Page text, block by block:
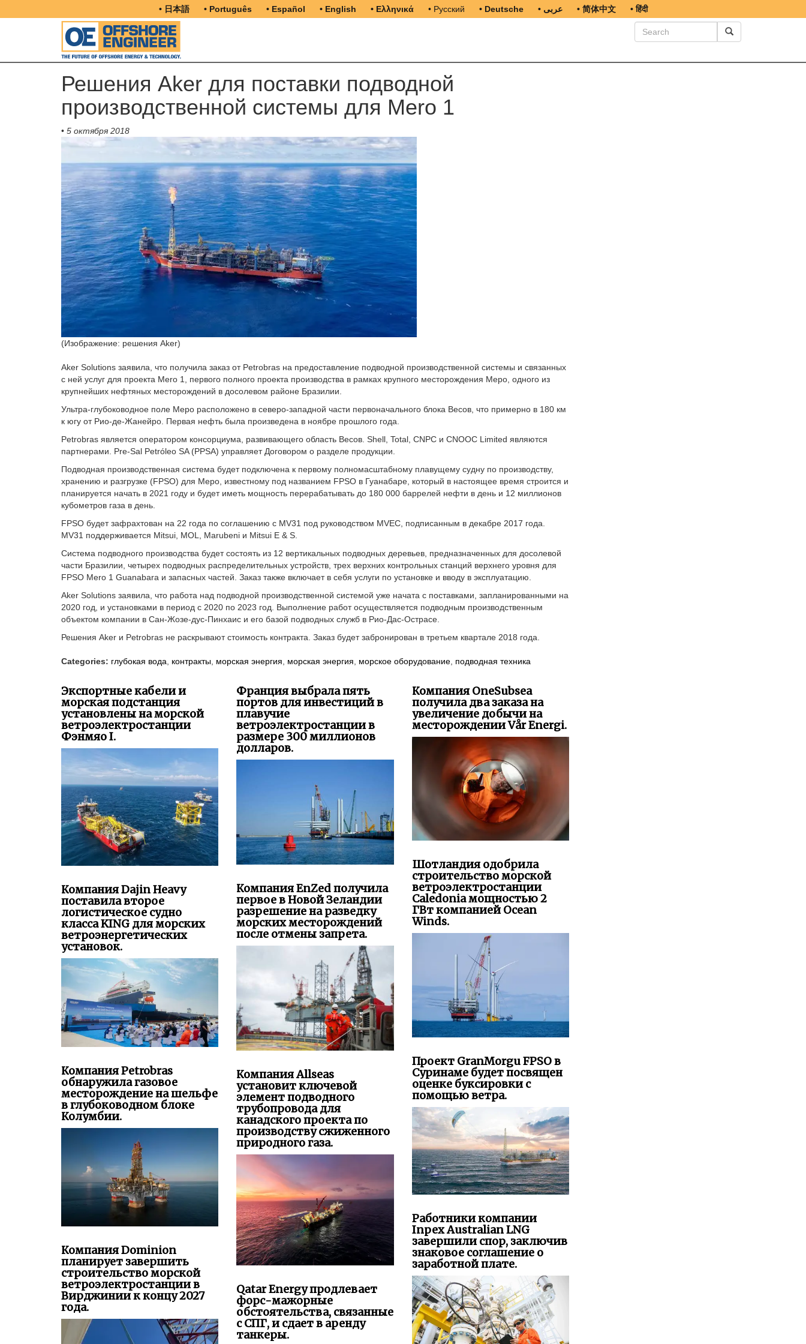
• 日本語 • Português • Español • English • Ελληνικά • Русский • Deutsche • عربى • 简体中文 • हिंदी
Решения Aker для поставки подводной
производственной системы для Mero 1
• 5 октября 2018
(Изображение: решения Aker)
Aker Solutions заявила, что получила заказ от Petrobras на предоставление подводной производственной системы и связанных
с ней услуг для проекта Mero 1, первого полного проекта производства в рамках крупного месторождения Меро, одного из
крупнейших нефтяных месторождений в досолевом районе Бразилии.
Ультра-глубоководное поле Меро расположено в северо-западной части первоначального блока Весов, что примерно в 180 км
к югу от Рио-де-Жанейро. Первая нефть была произведена в ноябре прошлого года.
Petrobras является оператором консорциума, развивающего область Весов. Shell, Total, CNPC и CNOOC Limited являются
партнерами. Pre-Sal Petróleo SA (PPSA) управляет Договором о разделе продукции.
Подводная производственная система будет подключена к первому полномасштабному плавущему судну по производству,
хранению и разгрузке (FPSO) для Меро, известному под названием FPSO в Гуанабаре, который в настоящее время строится и
планируется начать в 2021 году и будет иметь мощность перерабатывать до 180 000 баррелей нефти в день и 12 миллионов
кубометров газа в день.
FPSO будет зафрахтован на 22 года по соглашению с MV31 под руководством MVEC, подписанным в декабре 2017 года.
MV31 поддерживается Mitsui, MOL, Marubeni и Mitsui E & S.
Система подводного производства будет состоять из 12 вертикальных подводных деревьев, предназначенных для досолевой
части Бразилии, четырех подводных распределительных устройств, трех верхних контрольных станций верхнего уровня для
FPSO Mero 1 Guanabara и запасных частей. Заказ также включает в себя услуги по установке и вводу в эксплуатацию.
Aker Solutions заявила, что работа над подводной производственной системой уже начата с поставками, запланированными на
2020 год, и установками в период с 2020 по 2023 год. Выполнение работ осуществляется подводным производственным
объектом компании в Сан-Жозе-дус-Пинхаис и его базой подводных служб в Рио-Дас-Острасе.
Решения Aker и Petrobras не раскрывают стоимость контракта. Заказ будет забронирован в третьем квартале 2018 года.
Categories: глубокая вода контракты морская энергия морская энергия морское оборудование подводная техника
Экспортные кабели и
морская подстанция
установлены на морской
ветроэлектростанции
Фэнмяо I.
Компания Dajin Heavy
поставила второе
логистическое судно
класса KING для морских
ветроэнергетических
установок.
Компания Petrobras
обнаружила газовое
месторождение на шельфе
в глубоководном блоке
Колумбии.
Компания Dominion
планирует завершить
строительство морской
ветроэлектростанции в
Вирджинии к концу 2027
года.
Франция выбрала пять
портов для инвестиций в
плавучие
ветроэлектростанции в
размере 300 миллионов
долларов.
Компания EnZed получила
первое в Новой Зеландии
разрешение на разведку
морских месторождений
после отмены запрета.
Компания Allseas
установит ключевой
элемент подводного
трубопровода для
канадского проекта по
производству сжиженного
природного газа.
Qatar Energy продлевает
форс-мажорные
обстоятельства, связанные
с СПГ, и сдает в аренду
танкеры.
Компания OneSubsea
получила два заказа на
увеличение добычи на
месторождении Vår Energi.
Шотландия одобрила
строительство морской
ветроэлектростанции
Caledonia мощностью 2
ГВт компанией Ocean
Winds.
Проект GranMorgu FPSO в
Суринаме будет посвящен
оценке буксировки с
помощью ветра.
Работники компании
Inpex Australian LNG
завершили спор, заключив
знаковое соглашение о
заработной плате.